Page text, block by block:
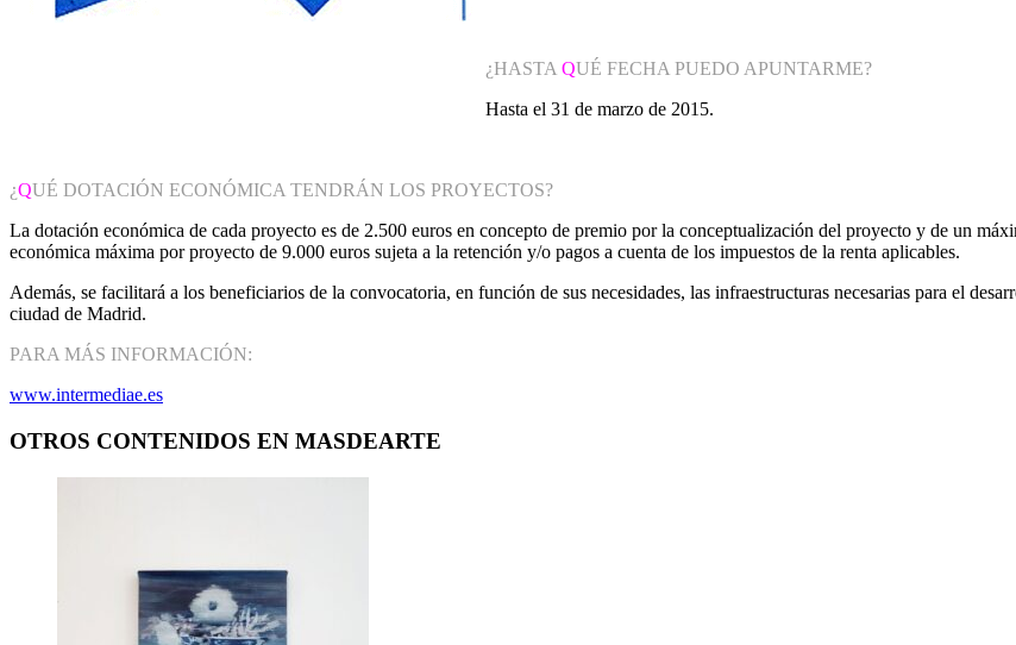
¿HASTA QUÉ FECHA PUEDO APUNTARME?
Hasta el 31 de marzo de 2015.
¿QUÉ DOTACIÓN ECONÓMICA TENDRÁN LOS PROYECTOS?
La dotación económica de cada proyecto es de 2.500 euros en concepto de premio por la conceptualización del proyecto y de un
económica máxima por proyecto de 9.000 euros sujeta a la retención y/o pagos a cuenta de los impuestos de la renta aplicables.
Además, se facilitará a los beneficiarios de la convocatoria, en función de sus necesidades, las infraestructuras necesarias para el
ciudad de Madrid.
PARA MÁS INFORMACIÓN:
www.intermediae.es
OTROS CONTENIDOS EN MASDEARTE